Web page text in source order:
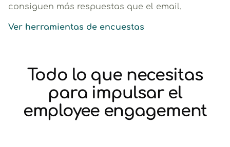
consiguen más respuestas que el email.
Ver herramientas de encuestas
Todo lo que necesitas
para impulsar el
employee engagement